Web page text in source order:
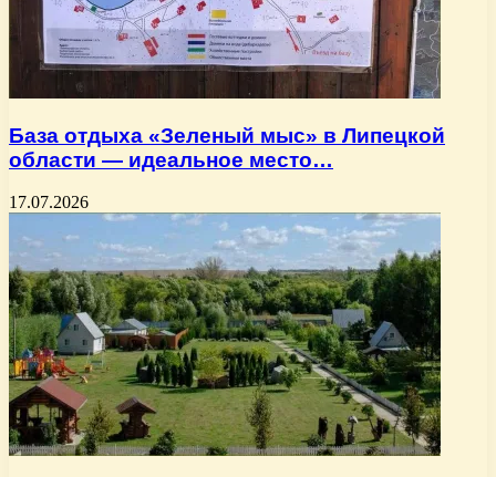
База отдыха «Зеленый мыс» в Липецкой
области — идеальное место…
17.07.2026